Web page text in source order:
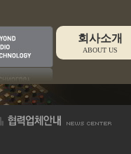
회사소개
ABOUT US